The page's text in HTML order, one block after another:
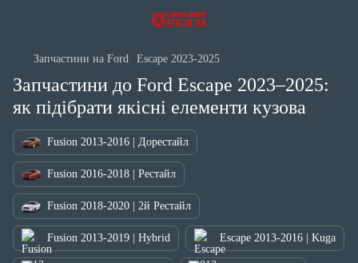
Запчастини на Ford Escape 2023-2025
Запчастини до Ford Escape 2023–2025:
як підібрати якісні елементи кузова
Fusion 2013-2016 | Дорестайл
Fusion 2016-2018 | Рестайл
Fusion 2018-2020 | 2й Рестайл
Fusion 2013-2019 | Hybrid Escape 2013-2016 | Kuga